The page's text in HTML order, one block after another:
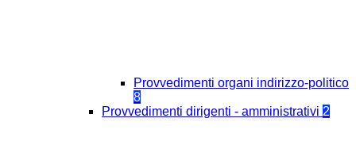
Provvedimenti organi indirizzo-politico
8
Provvedimenti dirigenti - amministrativi 2